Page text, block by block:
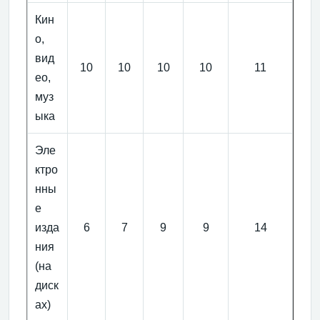
Кин
о,
вид
ео,
муз
ыка
10 10 10 10 11
Эле
ктро
нны
е
изда
ния
(на
диск
ах)
6 7 9 9 14